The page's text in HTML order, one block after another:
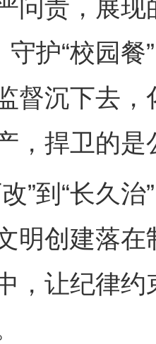
问责，展
守护“校园
督沉下去
，捍卫的是
到“长久治”
明创建落
，让纪律